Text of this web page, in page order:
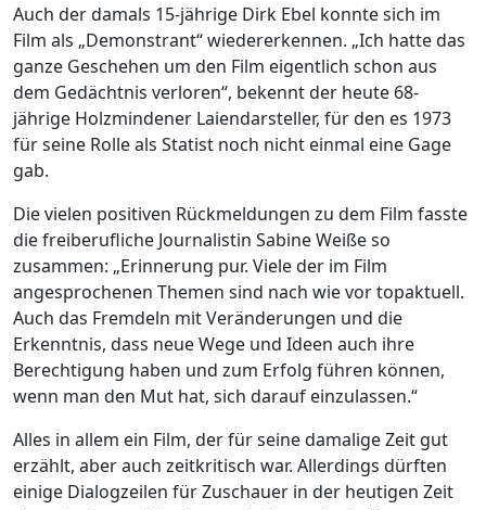
Auch der damals 15-jährige Dirk Ebel konnte sich im
Film als „Demonstrant“ wiedererkennen. „Ich hatte das
ganze Geschehen um den Film eigentlich schon aus
dem Gedächtnis verloren“, bekennt der heute 68-
jährige Holzmindener Laiendarsteller, für den es 1973
für seine Rolle als Statist noch nicht einmal eine Gage
gab.
Die vielen positiven Rückmeldungen zu dem Film fasste
die freiberufliche Journalistin Sabine Weiße so
zusammen: „Erinnerung pur. Viele der im Film
angesprochenen Themen sind nach wie vor topaktuell.
Auch das Fremdeln mit Veränderungen und die
Erkenntnis, dass neue Wege und Ideen auch ihre
Berechtigung haben und zum Erfolg führen können,
wenn man den Mut hat, sich darauf einzulassen.“
Alles in allem ein Film, der für seine damalige Zeit gut
erzählt, aber auch zeitkritisch war. Allerdings dürften
einige Dialogzeilen für Zuschauer in der heutigen Zeit